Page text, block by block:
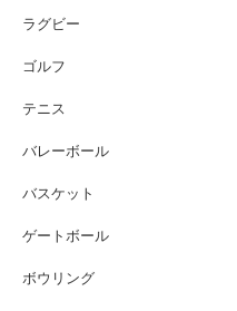
ラグビー
ゴルフ
テニス
バレーボール
バスケット
ゲートボール
ボウリング